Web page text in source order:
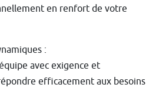
en renfort de votre
:
avec exigence et
efficacement aux besoins